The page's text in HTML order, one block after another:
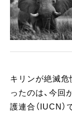
キリンが絶滅
ったのは、今回
護連合（IUCN